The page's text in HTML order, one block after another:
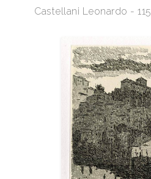
Castellani Leonardo - 115